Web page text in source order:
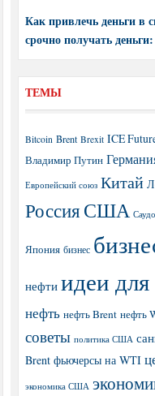
Как привлечь деньги в
срочно получать
ТЕМЫ
Bitcoin Brent Brexit ICE
Владимир Путин
Европейский союз Китай
РоссияСША
Япония бизнес
нефти идеи
нефть нефть Brent нефть
советы политика США
Brent фьючерсы на WTI
экономика США